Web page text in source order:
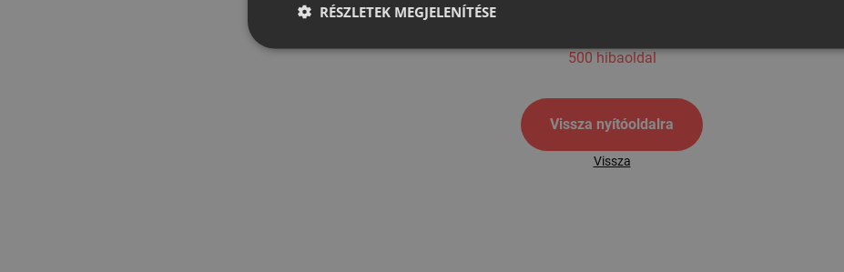
500 hibaoldal
Vissza nyítóoldalra
Vissza
RÉSZLETEK MEGJELENÍTÉSE